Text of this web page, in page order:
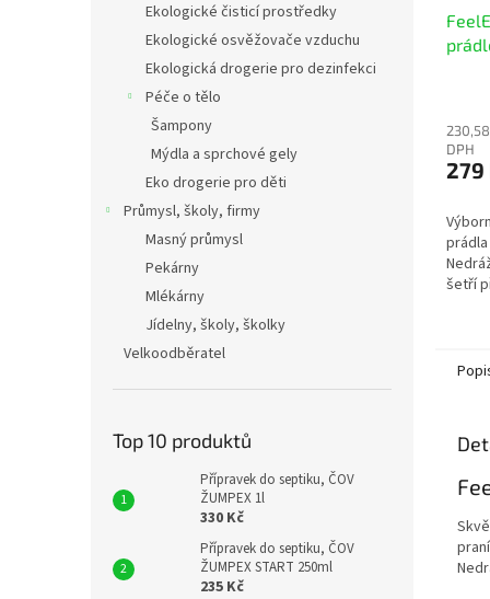
Ekologické čisticí prostředky
Ekologické osvěžovače vzduchu
Ekologická drogerie pro dezinfekci
Péče o tělo
Šampony
Mýdla a sprchové gely
Eko drogerie pro děti
Průmysl, školy, firmy
Masný průmysl
Pekárny
Mlékárny
Jídelny, školy, školky
Velkoodběratel
Top 10 produktů
Přípravek do septiku, ČOV
ŽUMPEX 1l
330 Kč
Přípravek do septiku, ČOV
ŽUMPEX START 250ml
235 Kč
DPH
279
šetří